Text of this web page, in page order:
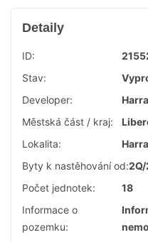
Detaily
ID:
Stav:
Developer:
Městská část / kraj:
Lokalita:
Byty k nastěhování od:
Počet jednotek:
18
Informace o
pozemku: